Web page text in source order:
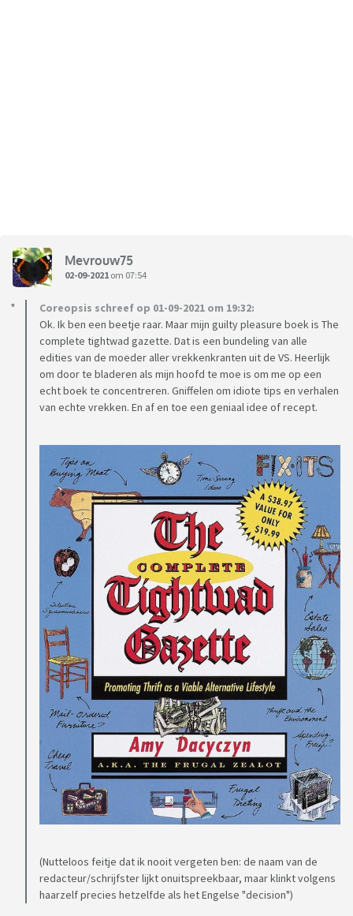
Mevrouw75
02-09-2021 om 07:54
Coreopsis schreef op 01-09-2021 om 19:32:
Ok. Ik ben een beetje raar. Maar mijn guilty pleasure boek is The
complete tightwad gazette. Dat is een bundeling van alle
edities van de moeder aller vrekkenkranten uit de VS. Heerlijk
om door te bladeren als mijn hoofd te moe is om me op een
echt boek te concentreren. Gniffelen om idiote tips en verhalen
van echte vrekken. En af en toe een geniaal idee of recept.
(Nutteloos feitje dat ik nooit vergeten ben: de naam van de
redacteur/schrijfster lijkt onuitspreekbaar, maar klinkt volgens
haarzelf precies hetzelfde als het Engelse "decision")